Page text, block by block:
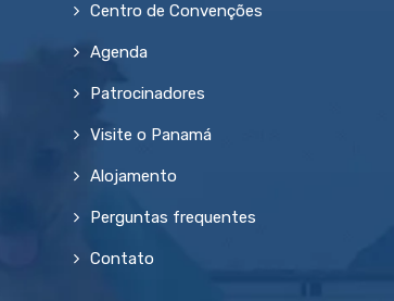
Centro de Convenções
Agenda
Patrocinadores
Visite o Panamá
Alojamento
Perguntas frequentes
Contato